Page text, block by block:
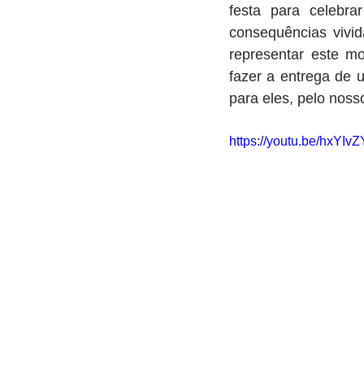
festa para
consequências
representar este
fazer a entrega de
para eles, pelo
https://youtu.be/